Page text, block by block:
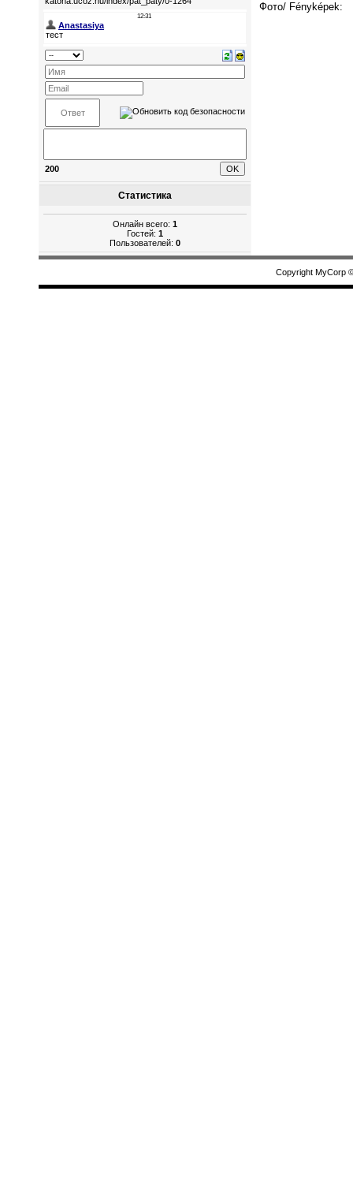
200
Статистика
Онлайн всего: 1
Гостей: 1
Пользователей: 0
Фото/ Fényképek:
Copyright MyCorp